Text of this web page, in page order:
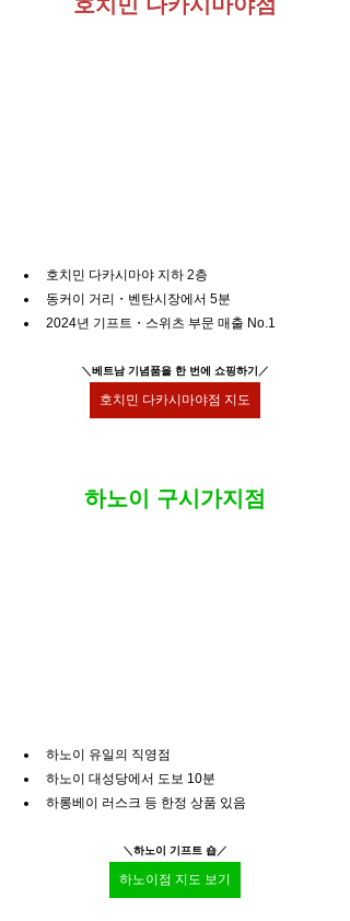
호치민 다카시마야 지하 2층
동커이 거리・벤탄시장에서 5분
2024년 기프트・스위츠 부문 매출 No.1
＼ 베트남 기념품을 한 번에 쇼핑하기 ／
호치민 다카시마야점 지도
하노이 구시가지점
하노이 유일의 직영점
하노이 대성당에서 도보 10분
하롱베이 러스크 등 한정 상품 있음
＼하노이 기프트 숍／
하노이점 지도 보기